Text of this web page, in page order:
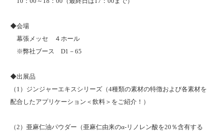
◆会場
幕張メッセ ４ホール
※弊社ブース D1－65
◆出展品
（1）ジンジャーエキスシリーズ（4種類の素材の特徴および各素材を
配合したアプリケーション＜飲料＞をご紹介！）
（2）亜麻仁油パウダー（亜麻仁由来のα-リノレン酸を20％含有する